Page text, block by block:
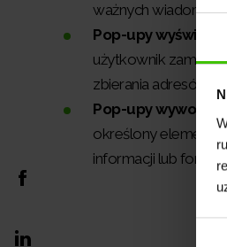
ważnych
Pop-upy
użytkownik
zbierania adresów e-
Pop-upy
określony element
informacji lub